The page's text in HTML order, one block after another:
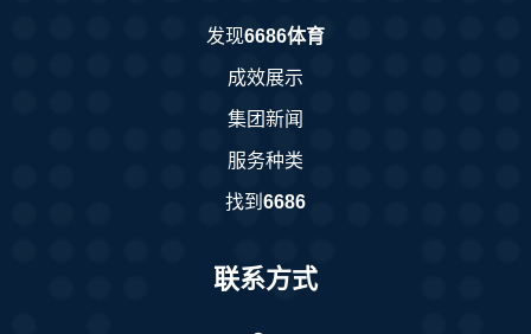
发现6686体育
成效展示
集团新闻
服务种类
找到 6686
联系方式